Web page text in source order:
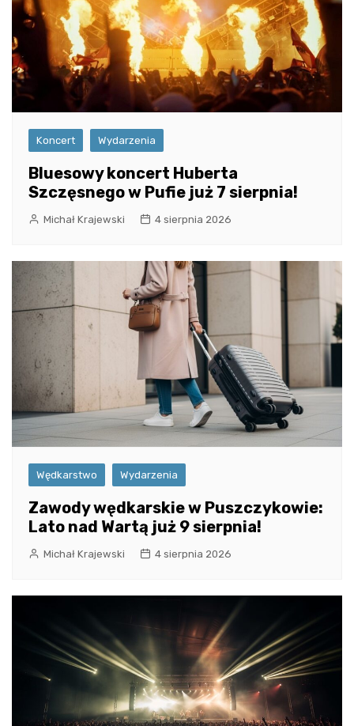
Koncert Wydarzenia
Bluesowy koncert Huberta
Szczęsnego w Pufie już 7 sierpnia!
Michał Krajewski 4 sierpnia 2026
Wędkarstwo Wydarzenia
Zawody wędkarskie w Puszczykowie:
Lato nad Wartą już 9 sierpnia!
Michał Krajewski 4 sierpnia 2026